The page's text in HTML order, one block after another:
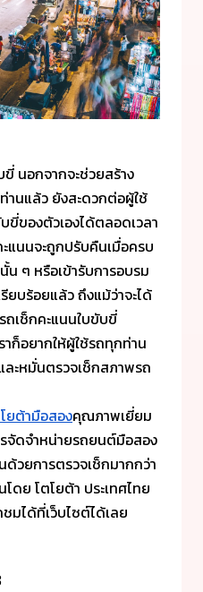
นอกจากจะช่วยสร้าง
านแล้ว ยังสะดวกต่อผู้ใช้
ขี่ของตัวเองได้ตลอดเวลา
แนนจะถูกปรับคืนเมื่อครบ
น ๆ หรือเข้ารับการอบรม
ยบร้อยแล้ว ถึงแม้ว่าจะได้
ถเช็กคะแนนใบขับขี่
ก็อยากให้ผู้ใช้รถทุกท่าน
ละหมั่นตรวจเช็กสภาพรถ
ยต้ามือสองคุณภาพเยี่ยม
รจัดจำหน่ายรถยนต์มือสอง
ยการตรวจเช็กมากกว่า
ดย โตโยต้า ประเทศไทย
มได้ที่เว็บไซต์ได้เลย